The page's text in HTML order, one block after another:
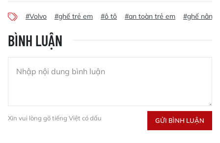
#Volvo #ghế trẻ em #ô tô #an toàn trẻ em #ghế nâng
BÌNH LUẬN
Xin vui lòng gõ tiếng Việt có dấu GỬI BÌNH LUẬN